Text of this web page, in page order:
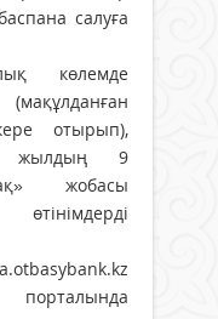
салуға
көлемде
отырып),
жылдың 9
жобасы